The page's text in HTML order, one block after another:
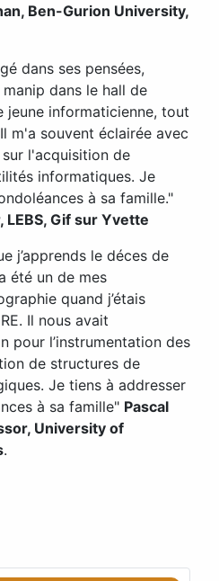
Ben-Gurion University,
dans ses pensées,
dans le hall de
jeune informaticienne, tout
m'a souvent éclairée avec
l'acquisition de
informatiques. Je
à sa famille."
Gif sur Yvette
j’apprends le déces de
été un de mes
quand j’étais
Il nous avait
pour l’instrumentation des
de structures de
Je tiens à addresser
à sa famille" Pascal
University of
.